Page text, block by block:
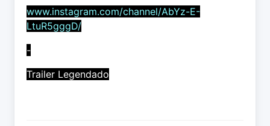
www.instagram.com/channel/AbYz-E-
LtuR5gggD/
-
Trailer Legendado